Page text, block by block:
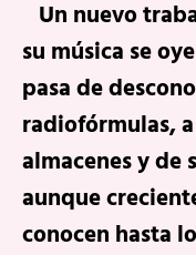
Un nuevo
su música se
pasa de
radiofórmulas,
almacenes y de
aunque
conocen hasta